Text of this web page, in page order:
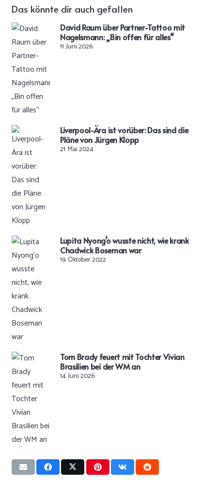
Das könnte dir auch gefallen
David Raum über Partner-Tattoo mit
Nagelsmann: „Bin offen für alles“
11. Juni 2026
Liverpool-Ära ist vorüber: Das sind die
Pläne von Jürgen Klopp
21. Mai 2024
Lupita Nyong’o wusste nicht, wie krank
Chadwick Boseman war
19. Oktober 2022
Tom Brady feuert mit Tochter Vivian
Brasilien bei der WM an
14. Juni 2026